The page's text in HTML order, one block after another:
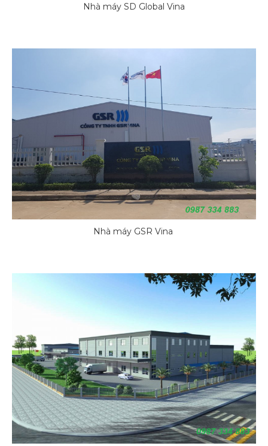
Nhà máy SD Global Vina
Nhà máy GSR Vina